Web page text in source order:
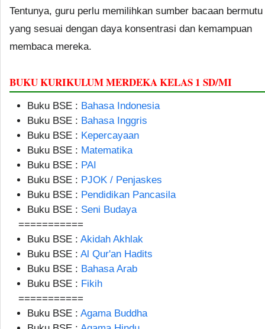
Tentunya, guru perlu memilihkan sumber bacaan bermutu
yang sesuai dengan daya konsentrasi dan kemampuan
membaca mereka.
BUKU KURIKULUM MERDEKA KELAS 1 SD/MI
Buku BSE : Bahasa Indonesia
Buku BSE : Bahasa Inggris
Buku BSE : Kepercayaan
Buku BSE : Matematika
Buku BSE : PAI
Buku BSE : PJOK / Penjaskes
Buku BSE : Pendidikan Pancasila
Buku BSE : Seni Budaya
===========
Buku BSE : Akidah Akhlak
Buku BSE : Al Qur'an Hadits
Buku BSE : Bahasa Arab
Buku BSE : Fikih
===========
Buku BSE : Agama Buddha